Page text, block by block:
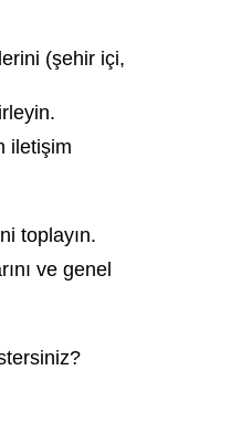
(şehir içi,
iletişim
toplayın.
ve genel